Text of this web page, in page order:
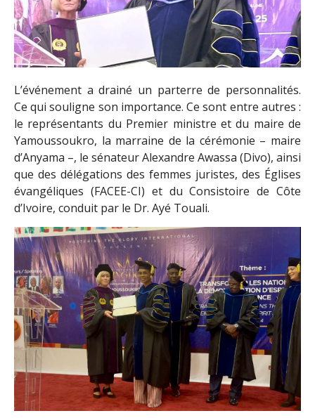
L’événement a drainé un parterre de personnalités.
Ce qui souligne son importance. Ce sont entre autres :
le représentants du Premier ministre et du maire de
Yamoussoukro, la marraine de la cérémonie – maire
d’Anyama –, le sénateur Alexandre Awassa (Divo), ainsi
que des délégations des femmes juristes, des Églises
évangéliques (FACEE-CI) et du Consistoire de Côte
d’Ivoire, conduit par le Dr. Ayé Touali.